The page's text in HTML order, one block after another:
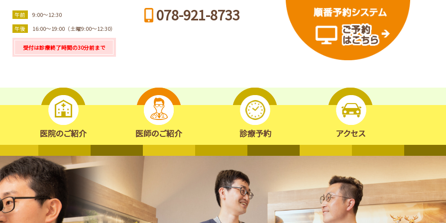
午前
9:00～12:30
午後
16:00～19:00（土曜9:00～12:30）
受付は診療終了時間の30分前まで
078-921-8733
療のご案内 医院のご紹介 医師のご紹介